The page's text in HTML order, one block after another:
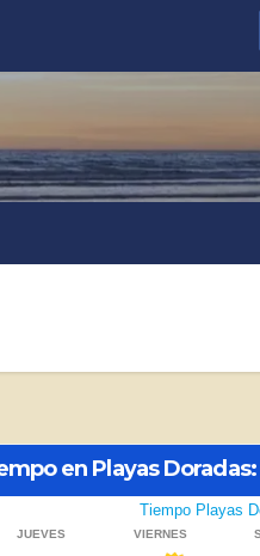
en Playas Doradas: